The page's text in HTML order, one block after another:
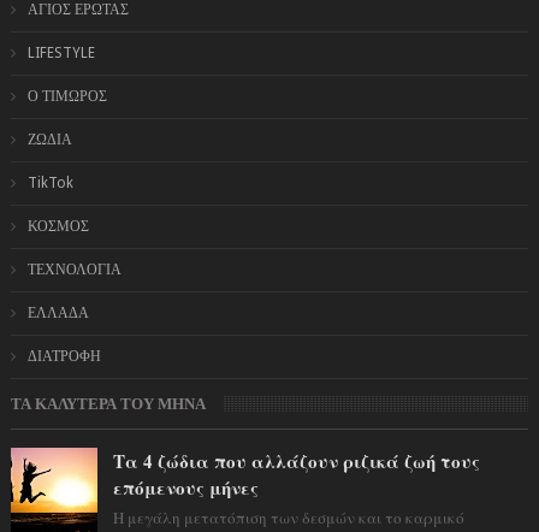
ΑΓΙΟΣ ΕΡΩΤΑΣ
LIFESTYLE
Ο ΤΙΜΩΡΟΣ
ΖΩΔΙΑ
TikTok
ΚΟΣΜΟΣ
ΤΕΧΝΟΛΟΓΙΑ
ΕΛΛΑΔΑ
ΔΙΑΤΡΟΦΗ
ΤΑ ΚΑΛΥΤΕΡΑ ΤΟΥ ΜΗΝΑ
Τα 4 ζώδια που αλλάζουν ριζικά ζωή τους
επόμενους μήνες
Η μεγάλη μετατόπιση των δεσμών και το καρμικό